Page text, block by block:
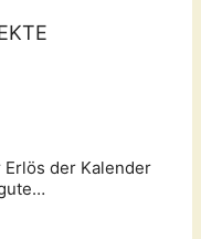
der Kalender